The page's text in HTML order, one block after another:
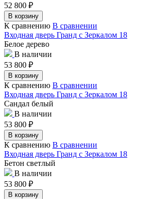
52 800 ₽
В корзину
К сравнению В сравнении
Входная дверь Гранд с Зеркалом 18
Белое дерево
В наличии
53 800 ₽
В корзину
К сравнению В сравнении
Входная дверь Гранд с Зеркалом 18
Сандал белый
В наличии
53 800 ₽
В корзину
К сравнению В сравнении
Входная дверь Гранд с Зеркалом 18
Бетон светлый
В наличии
53 800 ₽
В корзину